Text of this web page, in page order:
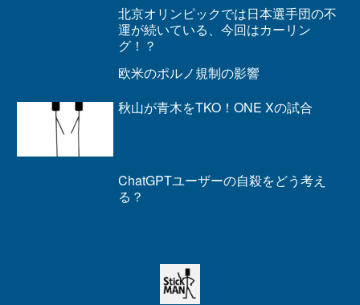
北京オリンピックでは日本選手団の不
運が続いている、今回はカーリン
グ！？
欧米のポルノ規制の影響
秋山が青木をTKO！ONE Xの試合
ChatGPTユーザーの自殺をどう考え
る？